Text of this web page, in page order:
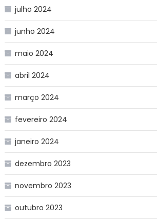
julho 2024
junho 2024
maio 2024
abril 2024
março 2024
fevereiro 2024
janeiro 2024
dezembro 2023
novembro 2023
outubro 2023